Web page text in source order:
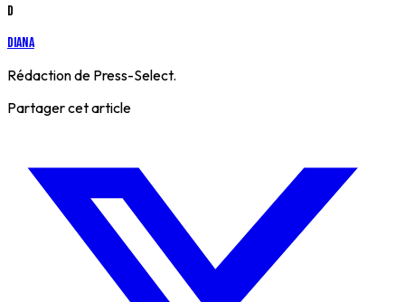
D
Diana
Rédaction de Press-Select.
Partager cet article